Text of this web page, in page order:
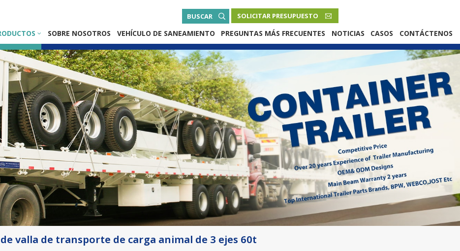
BUSCAR SOLICITAR PRESUPUESTO
Русский язык
Español
Português
Malay
ภาษา
بالعربية
SOBRE NOSOTROS VEHÍCULO DE SANEAMIENTO PREGUNTAS MÁS FRECUENTES NOTICIAS CASOS CONTÁCTENOS
valla de transporte de carga animal de 3 ejes 60t